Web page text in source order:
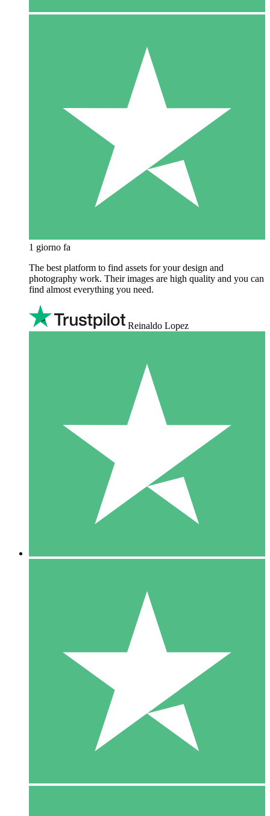
1 giorno fa
The best platform to find assets for your design and
photography work. Their images are high quality and you can
find almost everything you need.
Reinaldo Lopez